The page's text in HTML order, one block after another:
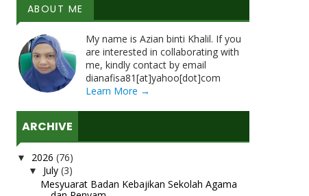
ABOUT ME
My name is Azian binti Khalil. If you
are interested in collaborating with
me, kindly contact by email
dianafisa81[at]yahoo[dot]com
Learn More →
ARCHIVE
▼ 2026 (76)
▼ July (3)
Mesyuarat Badan Kebajikan Sekolah Agama